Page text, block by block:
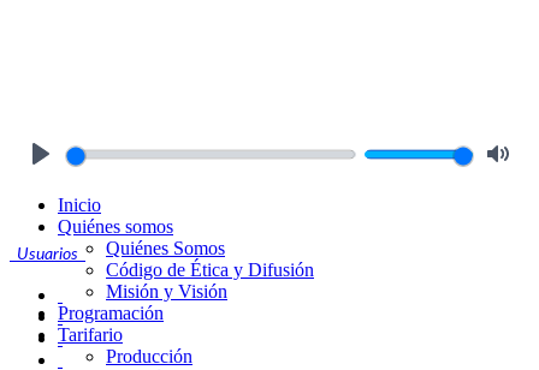
Usuarios
Inicio
Quiénes somos
Quiénes Somos
Código de Ética y Difusión
Misión y Visión
Programación
Tarifario
Producción